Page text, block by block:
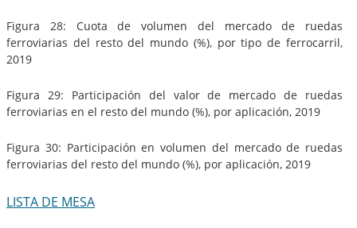
Figura 28: Cuota de volumen del mercado de ruedas
ferroviarias del resto del mundo (%), por tipo de ferrocarril,
2019
Figura 29: Participación del valor de mercado de ruedas
ferroviarias en el resto del mundo (%), por aplicación, 2019
Figura 30: Participación en volumen del mercado de ruedas
ferroviarias del resto del mundo (%), por aplicación, 2019
LISTA DE MESA